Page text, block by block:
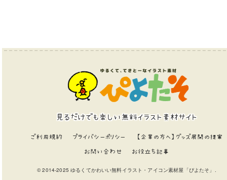
見るだけでも楽しい無料イラスト素材サイト
ご利用規約 プライバシーポリシー 【企業の方へ】グッズ展開の提案
お問い合わせ お役立ち記事
© 2014-2025 ゆるくてかわいい無料イラスト・アイコン素材屋「ぴよたそ」.